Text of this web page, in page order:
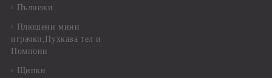
Пълнежи
Плюшени мини
играчки,Пухкава тел и
Помпони
Щипки